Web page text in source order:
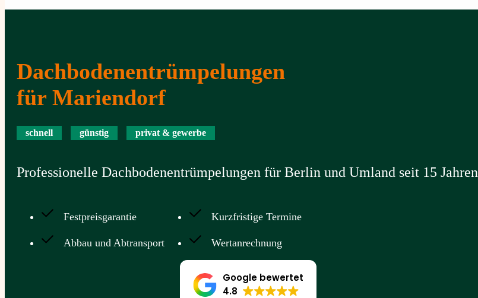
Dachbodenentrümpelungen
für Mariendorf
schnell günstig privat & gewerbe
Professionelle Dachbodenentrümpelungen für Berlin und Umland seit 15 Jahren
Festpreisgarantie
Abbau und Abtransport
Kurzfristige Termine
Wertanrechnung
Google bewertet
4.8